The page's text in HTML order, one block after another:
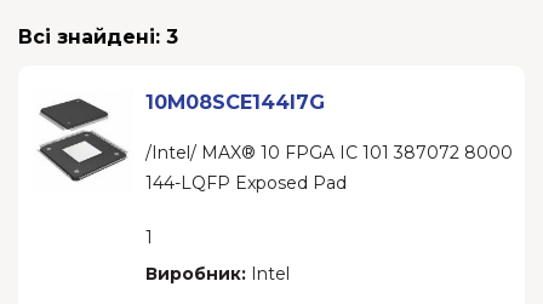
Всі знайдені: 3
10M08SCE144I7G
/Intel/ MAX® 10 FPGA IC 101 387072 8000
144-LQFP Exposed Pad
1
Виробник: Intel